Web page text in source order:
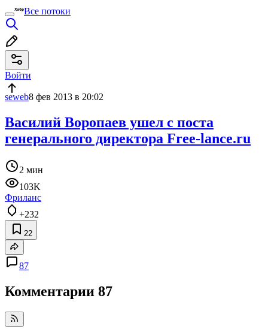
Все потоки
Войти
seweb8 фев 2013 в 20:02
Василий Воропаев ушел с поста
генерального директора Free-lance.ru
2 мин
103K
Фриланс
+232
22
87
Комментарии 87